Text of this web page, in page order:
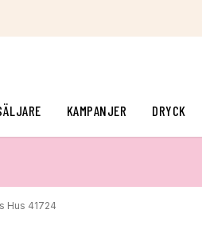
KAMPANJER DRYCK
Hus 41724